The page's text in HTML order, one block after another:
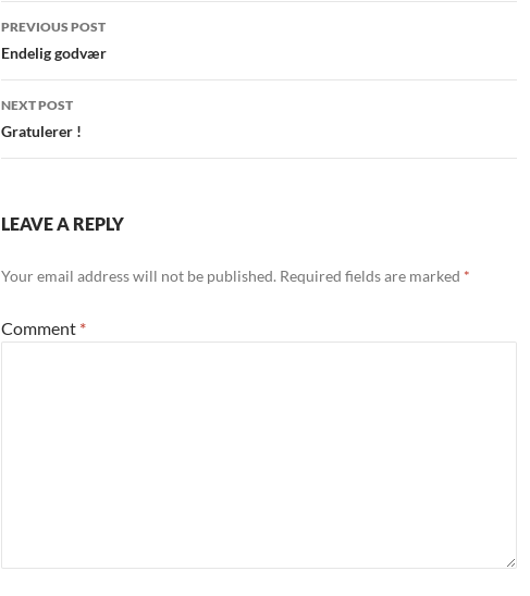
Post
navigation
PREVIOUS POST
Endelig godvær
NEXT POST
Gratulerer !
LEAVE A REPLY
Your email address will not be published. Required fields are marked *
Comment *